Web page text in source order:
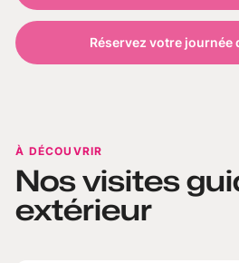
Réservez votre journée
À DÉCOUVRIR
Nos visites
extérieur